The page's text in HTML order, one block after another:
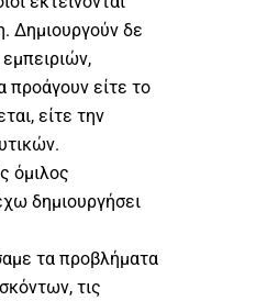
Δημιουργούν δε
είτε το
είτε την
όμιλος
δημιουργήσει
τα προβλήματα
τις